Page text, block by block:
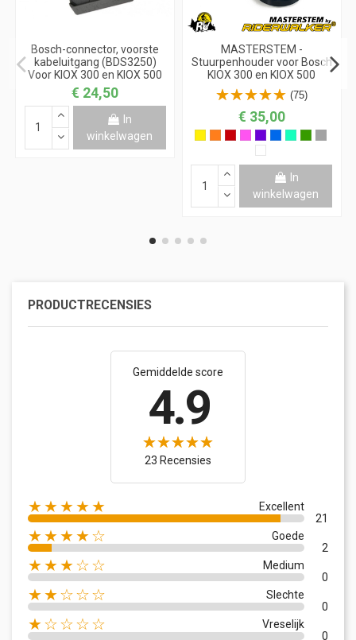
Bosch-connector, voorste
kabeluitgang (BDS3250)
Voor KIOX 300 en KIOX 500
€ 24,50
In
winkelwagen
MASTERSTEM -
Stuurpenhouder voor Bosch
KIOX 300 en KIOX 500
(75)
€ 35,00
In
winkelwagen
PRODUCTRECENSIES
Gemiddelde score
4.9
23 Recensies
★★★★★
Excellent
21
★★★★☆
Goede
2
★★★☆☆
Medium
0
★★☆☆☆
Slechte
0
★☆☆☆☆
Vreselijk
0